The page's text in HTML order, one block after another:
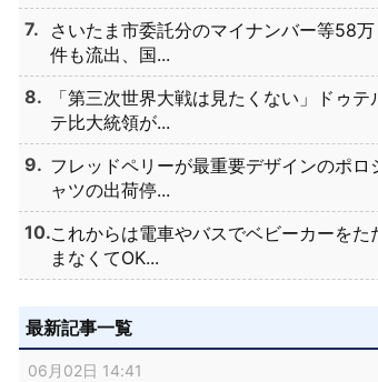
さいたま市委託分のマイナンバー等58万
件も流出、国...
「第三次世界大戦は見たくない」ドゥテ
テ比大統領が...
フレッドペリーが最重要デザインのポロ
ャツの出荷停...
これからは電車やバスでベビーカーをた
まなくてOK...
最新記事一覧
06月02日 14:41